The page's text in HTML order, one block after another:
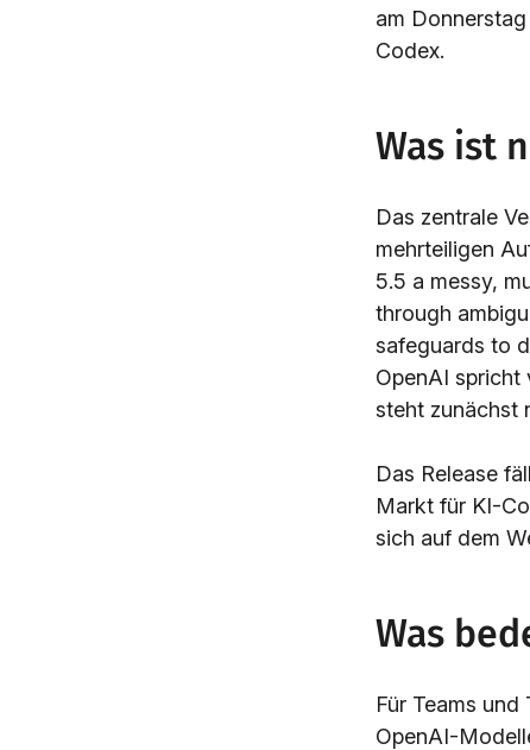
am
Codex.
Was ist
Das zentrale
mehrteiligen
5.5 a messy,
through
safeguards to
OpenAI spricht
steht zunächst
Das Release
Markt für KI-
sich auf dem
Was
Für Teams
OpenAI-